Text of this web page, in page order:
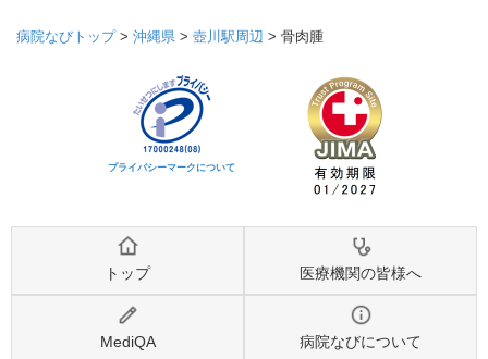
病院なびトップ> 沖縄県 > 壺川駅周辺 > 骨肉腫
プライバシーマークについて
トップ 医療機関の皆様へ
MediQA 病院なびについて